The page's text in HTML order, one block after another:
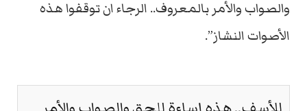
والصواب والأمر بالمعروف.. الرجاء ان توقفوا هذه
الأصوات النشاز”.